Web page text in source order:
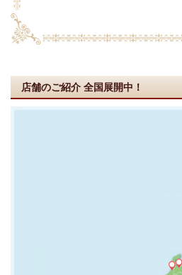
店舗のご紹介 全国展開中！